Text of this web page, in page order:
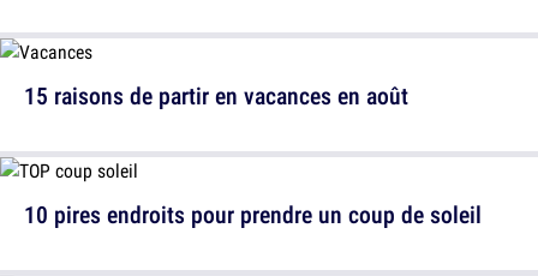
10 pires endroits pour prendre un coup de soleil
15 raisons de partir en vacances en août